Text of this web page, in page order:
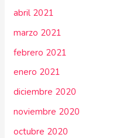
abril 2021
marzo 2021
febrero 2021
enero 2021
diciembre 2020
noviembre 2020
octubre 2020